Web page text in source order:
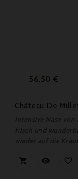
Preis
56,50 €
Château De
  